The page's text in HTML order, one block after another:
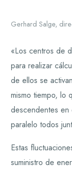
Gerhard Salge,
«Los centros de
para realizar
de ellos se
mismo tiempo, lo
descendentes
paralelo todos
Estas
suministro de